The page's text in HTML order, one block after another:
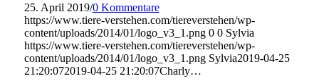
25. April 2019/0 Kommentare
https://www.tiere-verstehen.com/tiereverstehen/wp-
content/uploads/2014/01/logo_v3_1.png 0 0 Sylvia
https://www.tiere-verstehen.com/tiereverstehen/wp-
content/uploads/2014/01/logo_v3_1.png Sylvia2019-04-25
21:20:072019-04-25 21:20:07Charly…